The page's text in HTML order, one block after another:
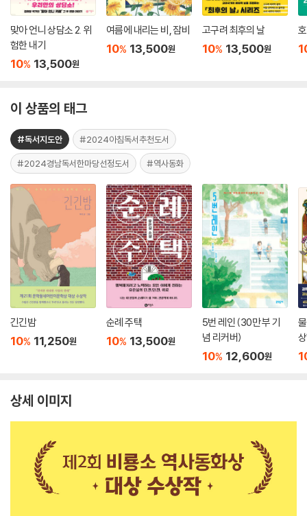
맞아 언니 상담소 2. 위
험한 내기
10% 13,500원
여름에 내리는 비, 잠비
10% 13,500원
고구려 최후의 날
10% 13,500원
이 상품의 태그
#독서지도안 #2024아침독서추천도서
#2024경남독서한마당선정도서 #역사동화
긴긴밤
10% 11,250원
순례 주택
10% 13,500원
5번 레인 (30만 부 기
념 리커버)
10% 12,600원
상세 이미지